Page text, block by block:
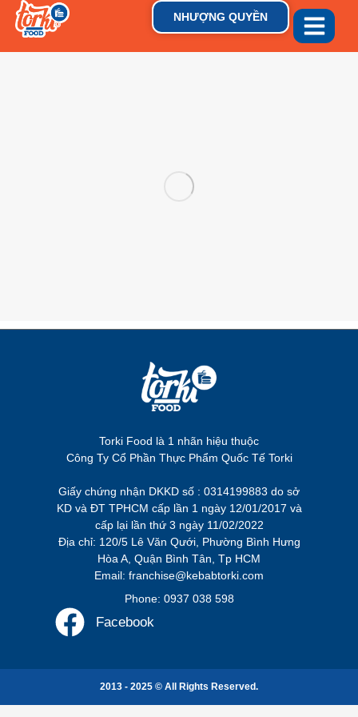
NHƯỢNG QUYỀN
Torki Food là 1 nhãn hiệu thuộc
Công Ty Cổ Phần Thực Phẩm Quốc Tế Torki
Giấy chứng nhận DKKD số : 0314199883 do sở
KD và ĐT TPHCM cấp lần 1 ngày 12/01/2017 và
cấp lại lần thứ 3 ngày 11/02/2022
Địa chỉ: 120/5 Lê Văn Qưới, Phường Bình Hưng
Hòa A, Quận Bình Tân, Tp HCM
Email: franchise@kebabtorki.com
Phone: 0937 038 598
Facebook
2013 - 2025 © All Rights Reserved.